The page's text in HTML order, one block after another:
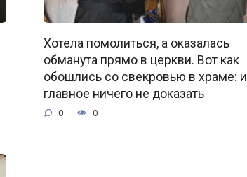
Хотела помолиться, а оказалась
обманута прямо в церкви. Вот как
обошлись со свекровью в храме: и
главное ничего не доказать
0 0